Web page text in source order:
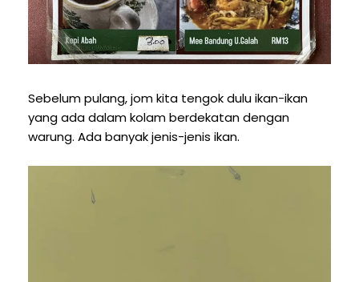
Sebelum pulang, jom kita tengok dulu ikan-ikan
yang ada dalam kolam berdekatan dengan
warung. Ada banyak jenis-jenis ikan.